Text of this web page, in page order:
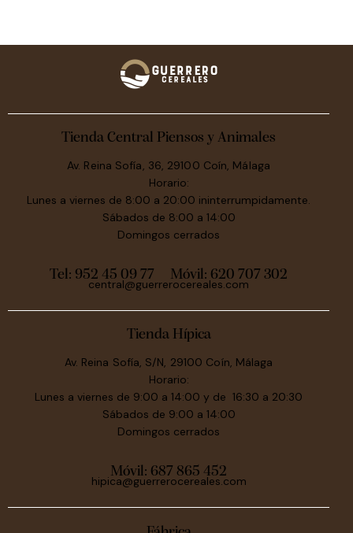
Tienda Central Piensos y Animales
Av. Reina Sofía, 36, 29100 Coín, Málaga
Horario:
Lunes a viernes de 8:00 a 20:00 ininterrumpidamente.
Sábados de 8:00 a 14:00
Domingos cerrados
Tel: 952 45 09 77 Móvil: 620 707 302
central@guerrerocereales.com
Tienda Hípica
Av. Reina Sofía, S/N, 29100 Coín, Málaga
Horario:
Lunes a viernes de 9:00 a 14:00 y de 16:30 a 20:30
Sábados de 9:00 a 14:00
Domingos cerrados
Móvil: 687 865 452
hipica@guerrerocereales.com